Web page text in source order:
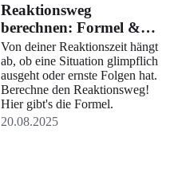
Reaktionsweg
berechnen: Formel &
Tabelle
Von deiner Reaktionszeit hängt
ab, ob eine Situation glimpflich
ausgeht oder ernste Folgen hat.
Berechne den Reaktionsweg!
Hier gibt's die Formel.
20.08.2025